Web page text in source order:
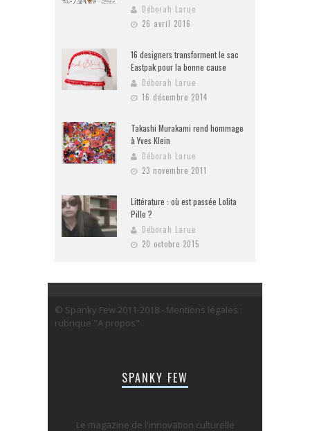
Déborah Larue
26 avril 2016
16 designers transforment le sac
Eastpak pour la bonne cause
Déborah Larue
16 décembre 2014
Takashi Murakami rend hommage
à Yves Klein
Déborah Larue
23 novembre 2011
Littérature : où est passée Lolita
Pille ?
Déborah Larue
20 octobre 2015
© Spanky Few 2011-2018 - Mentions légales :
rubrique "A propos"
SPANKY FEW
Le magazine de l'innovation culturelle